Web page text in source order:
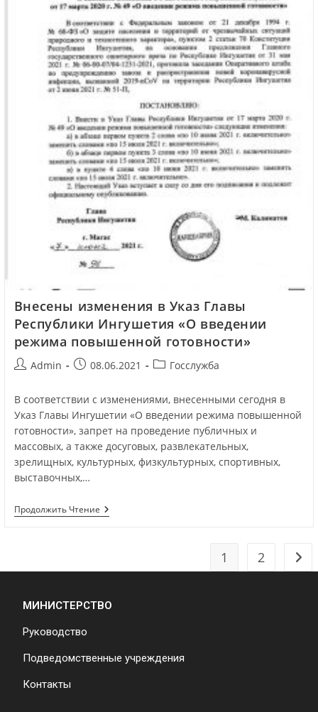
Внесены изменения в Указ Главы
Республики Ингушетия «О введении
режима повышенной готовности»
Admin 08.06.2021 Госслужба
В соответствии с изменениями, внесенными сегодня в
Указ Главы Ингушетии «О введении режима повышенной
готовности», запрет на проведение публичных и
массовых, а также досуговых, развлекательных,
зрелищных, культурных, физкультурных, спортивных,
выставочных,…
Продолжить Чтение
1 2
МИНИСТЕРСТВО
Руководство
Подведомственные учреждения
Контакты